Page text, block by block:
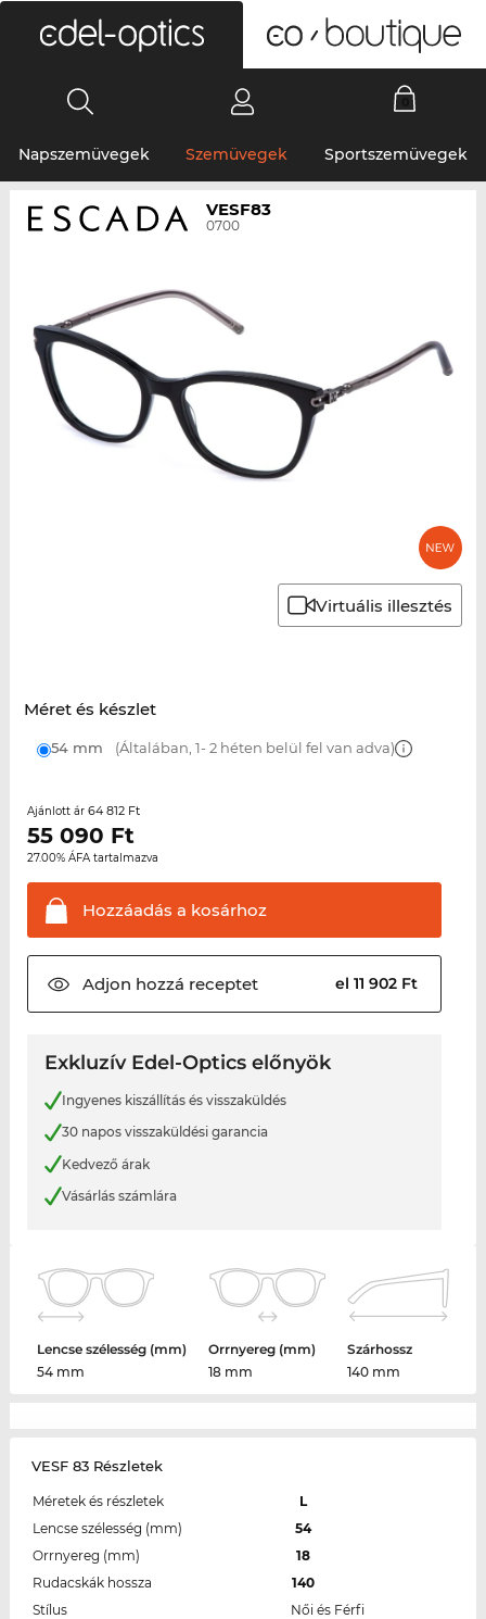
Napszemüvegek Szemüvegek Sportszemüvegek
VESF83
0700
Virtuális illesztés
Méret és készlet
54 mm (Általában, 1- 2 héten belül fel van adva)
Ajánlott ár 64 812 Ft
55 090 Ft
27.00% ÁFA tartalmazva
Hozzáadás a kosárhoz
Adjon hozzá receptet el 11 902 Ft
Exkluzív Edel-Optics előnyök
Ingyenes kiszállítás és visszaküldés
30 napos visszaküldési garancia
Kedvező árak
Vásárlás számlára
Lencse szélesség (mm)
54 mm
Orrnyereg (mm)
18 mm
Szárhossz
140 mm
VESF 83 Részletek
Méretek és részletek
L
Lencse szélesség (mm)
54
Orrnyereg (mm)
18
Rudacskák hossza
140
Stílus
Női és Férfi